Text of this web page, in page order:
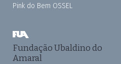
Pink do Bem OSSEL
Fundação Ubaldino do
Amaral